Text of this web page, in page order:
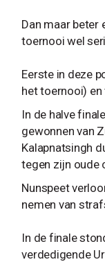
Dan maar beter
toernooi wel
Eerste in deze
het toernooi)
In de halve
gewonnen van
Kalapnatsingh
tegen zijn oude
Nunspeet
nemen van
In de finale
verdedigende